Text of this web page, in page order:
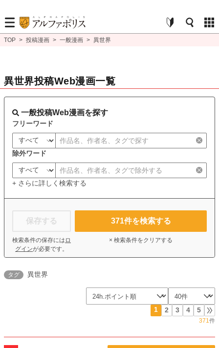
TOP > 投稿漫画 > 一般漫画 > 異世界
異世界投稿Web漫画一覧
一般投稿Web漫画を探す
フリーワード
除外ワード
+ さらに詳しく検索する
保存する
検索条件の保存には ロ
グインが必要です。
371件を検索する
× 検索条件をクリアする
タグ 異世界
1 2 3 4 5
371件